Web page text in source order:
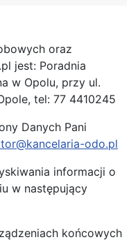
oraz
jest: Poradnia
w Opolu, przy ul.
tel: 77 4410245
Danych Pani
odo.pl
informacji o
w następujący
końcowych